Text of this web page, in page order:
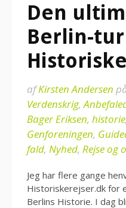
Den
Berlin-
afKirsten Andersen
Verdenskrig,
Bager Eriksen, historie
Genforeningen,
fald, Nyhed, Rejse og
Jeg har flere gange
Historiskerejser.dk for
Berlins Historie. I dag